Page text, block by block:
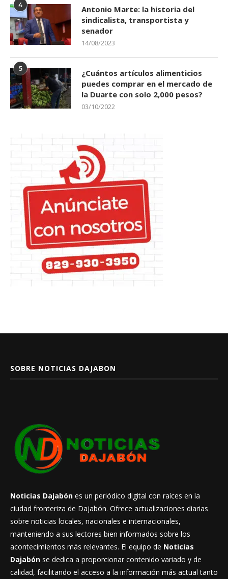
4
Antonio Marte: la historia del
sindicalista, transportista y
senador
14/08/2023
5
¿Cuántos artículos alimenticios
puedes comprar en el mercado de
la Duarte con solo 2,000 pesos?
03/10/2022
SOBRE NOTICIAS DAJABON
Noticias Dajabón es un periódico digital con raíces en la
ciudad fronteriza de Dajabón. Ofrece actualizaciones diarias
sobre noticias locales, nacionales e internacionales,
manteniendo a sus lectores bien informados sobre los
acontecimientos más relevantes. El equipo de Noticias
Dajabón se dedica a proporcionar contenido variado y de
calidad, facilitando el acceso a la información más actual tanto